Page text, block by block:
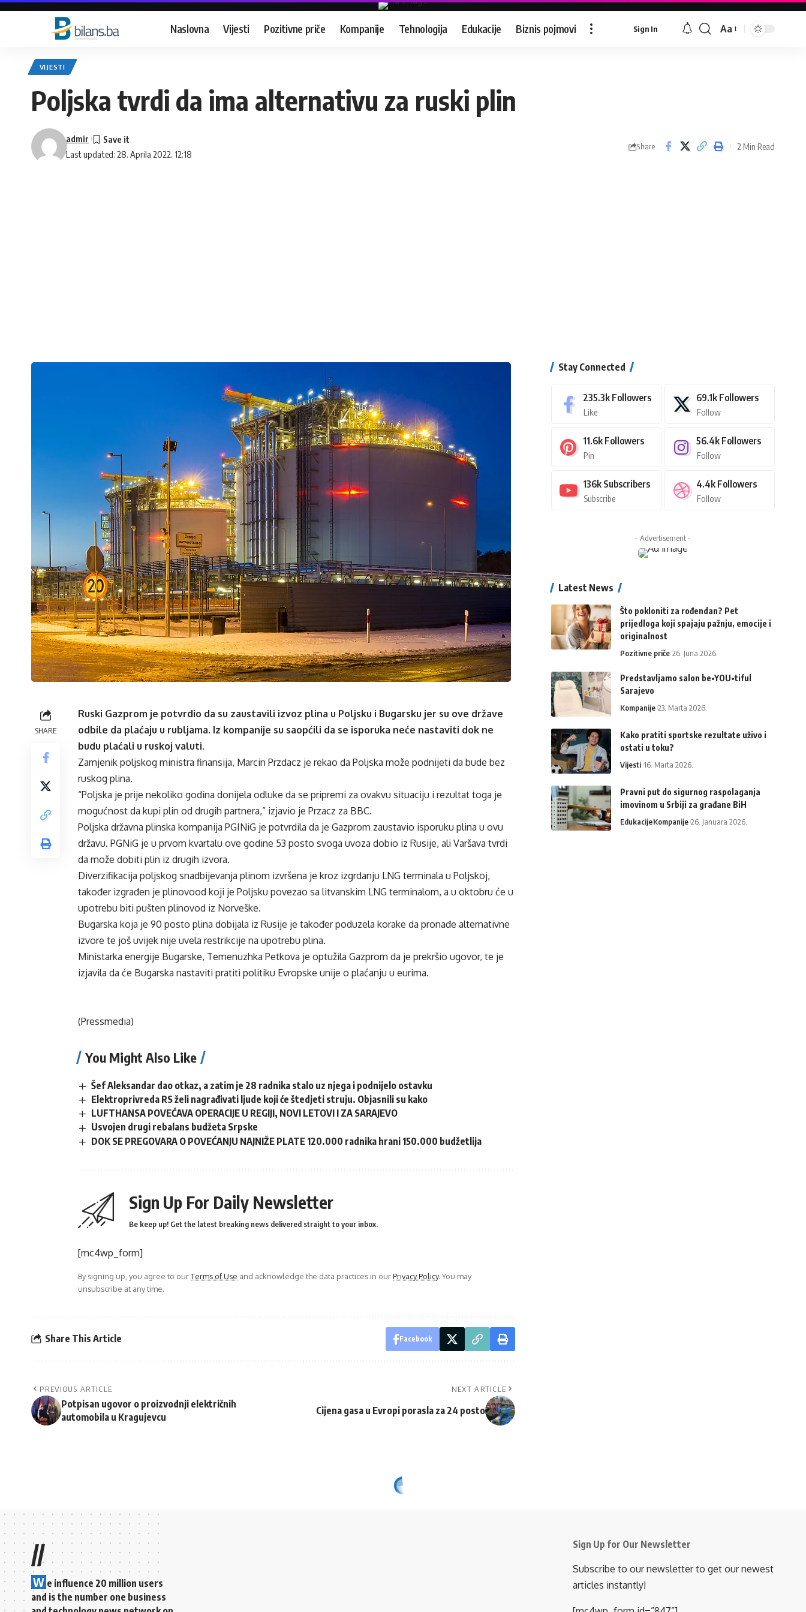
Naslovna Vijesti Pozitivne priče Kompanije Tehnologija Edukacije Biznis pojmovi Sign In
Font
Aa
VIJESTI
Poljska tvrdi da ima alternativu za ruski plin
Last updated: 28. Aprila 2022. 12:18
admir
Share 2 Min Read
SHARE
Ruski Gazprom je potvrdio da su zaustavili izvoz plina u Poljsku i Bugarsku jer su ove države
odbile da plaćaju u rubljama. Iz kompanije su saopćili da se isporuka neće nastaviti dok ne
budu plaćali u ruskoj valuti.
Zamjenik poljskog ministra finansija, Marcin Przdacz je rekao da Poljska može podnijeti da bude bez
ruskog plina.
“Poljska je prije nekoliko godina donijela odluke da se pripremi za ovakvu situaciju i rezultat toga je
mogućnost da kupi plin od drugih partnera,” izjavio je Przacz za BBC.
Poljska državna plinska kompanija PGINiG je potvrdila da je Gazprom zaustavio isporuku plina u ovu
državu. PGNiG je u prvom kvartalu ove godine 53 posto svoga uvoza dobio iz Rusije, ali Varšava tvrdi
da može dobiti plin iz drugih izvora.
Diverzifikacija poljskog snadbijevanja plinom izvršena je kroz izgrdanju LNG terminala u Poljskoj,
također izgrađen je plinovood koji je Poljsku povezao sa litvanskim LNG terminalom, a u oktobru će u
upotrebu biti pušten plinovod iz Norveške.
Bugarska koja je 90 posto plina dobijala iz Rusije je također poduzela korake da pronađe alternativne
izvore te još uvijek nije uvela restrikcije na upotrebu plina.
Ministarka energije Bugarske, Temenuzhka Petkova je optužila Gazprom da je prekršio ugovor, te je
izjavila da će Bugarska nastaviti pratiti politiku Evropske unije o plaćanju u eurima.
(Pressmedia)
You Might Also Like
Šef Aleksandar dao otkaz, a zatim je 28 radnika stalo uz njega i podnijelo ostavku
Elektroprivreda RS želi nagrađivati ljude koji će štedjeti struju. Objasnili su kako
LUFTHANSA POVEĆAVA OPERACIJE U REGIJI, NOVI LETOVI I ZA SARAJEVO
Usvojen drugi rebalans budžeta Srpske
DOK SE PREGOVARA O POVEĆANJU NAJNIŽE PLATE 120.000 radnika hrani 150.000 budžetlija
Sign Up For Daily Newsletter
Be keep up! Get the latest breaking news delivered straight to your inbox.
[mc4wp_form]
By signing up, you agree to ourTerms of Use and acknowledge the data practices in ourPrivacy Policy. You may
unsubscribe at any time.
Share This Article Facebook
PREVIOUS ARTICLE
Potpisan ugovor o proizvodnji električnih
automobila u Kragujevcu
NEXT ARTICLE
Cijena gasa u Evropi porasla za 24 posto
Stay Connected
235.3k Followers
Like
69.1k Followers
Follow
11.6k Followers
Pin
56.4k Followers
Follow
136k Subscribers
Subscribe
4.4k Followers
Follow
- Advertisement -
Latest News
Što pokloniti za rođendan? Pet
prijedloga koji spajaju pažnju, emocije i
originalnost
Pozitivne priče 26. Juna 2026.
Predstavljamo salon be•YOU•tiful
Sarajevo
Kompanije 23. Marta 2026.
Kako pratiti sportske rezultate uživo i
ostati u toku?
Vijesti 16. Marta 2026.
Pravni put do sigurnog raspolaganja
imovinom u Srbiji za građane BiH
EdukacijeKompanije 26. Januara 2026.
//
W e influence 20 million users
and is the number one business
Sign Up for Our Newsletter
Subscribe to our newsletter to get our newest
articles instantly!